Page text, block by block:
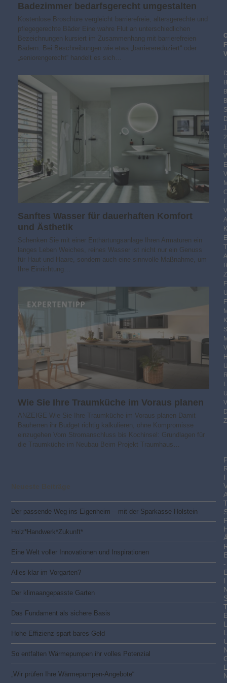
Badezimmer bedarfs­gerecht umgestalten
Kostenlose Broschüre vergleicht barrierefreie, altersgerechte und
pflegegerechte Bäder Eine wahre Flut an unterschiedlichen
Bezeichnungen kursiert im Zusammenhang mit barrierefreien
Bädern. Bei Beschreibungen wie etwa „barrierereduziert“ oder
„seniorengerecht“ handelt es sich…
Sanftes Wasser für dauerhaften Komfort
und Ästhetik
Schenken Sie mit einer Enthärtungsanlage Ihren Armaturen ein
langes Leben Weiches, reines Wasser ist nicht nur ein Genuss
für Haut und Haare, sondern auch eine sinnvolle Maßnahme, um
Ihre Einrichtung…
Wie Sie Ihre Traumküche im Voraus planen
ANZEIGE Wie Sie Ihre Traumküche im Voraus planen Damit
Bauherren ihr Budget richtig kalkulieren, ohne Kompromisse
einzugehen Vom Stromanschluss bis Kochinsel: Grundlagen für
die Traumküche im Neubau Beim Projekt Traumhaus…
Der passende Weg ins Eigenheim – mit der Sparkasse Holstein
Holz*Handwerk*Zukunft*
Eine Welt voller Innovationen und Inspirationen
Alles klar im Vorgarten?
Der klimaangepasste Garten
Das Fundament als sichere Basis
Hohe Effizienz spart bares Geld
So entfalten Wärmepumpen ihr volles Potenzial
„Wir prüfen Ihre Wärmepumpen-Angebote“
I
-
I
L
L